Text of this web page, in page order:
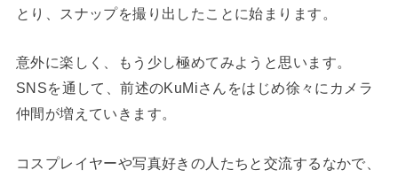
とり、スナップを撮り出したことに始まります。
意外に楽しく、もう少し極めてみようと思います。
SNSを通して、前述のKuMiさんをはじめ徐々にカメラ
仲間が増えていきます。
コスプレイヤーや写真好きの人たちと交流するなかで、